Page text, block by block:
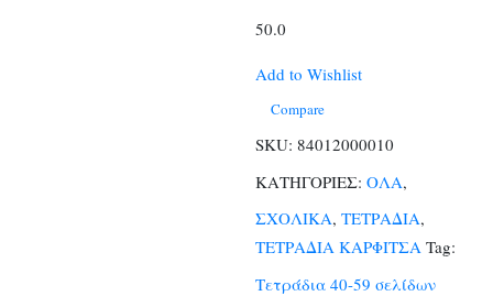
50.0
Add to Wishlist
Compare
SKU: 84012000010
ΚΑΤΗΓΟΡΙΕΣ: ΟΛΑ,
ΣΧΟΛΙΚΑ,ΤΕΤΡΑΔΙΑ,
ΤΕΤΡΑΔΙΑ ΚΑΡΦΙΤΣΑ Tag:
Τετράδια 40-59 σελίδων